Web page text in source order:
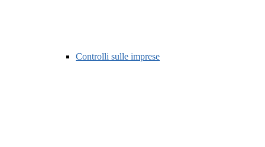
Controlli sulle imprese